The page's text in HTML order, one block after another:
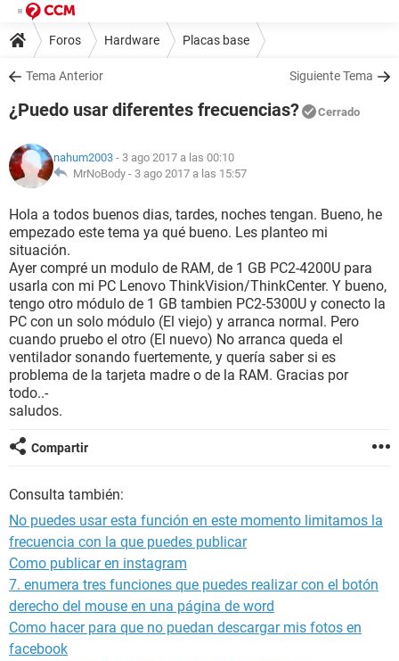
Foros Hardware Placas base
Tema Anterior Siguiente Tema
¿Puedo usar diferentes frecuencias? Cerrado
nahum2003 - 3 ago 2017 a las 00:10
MrNoBody - 3 ago 2017 a las 15:57
Hola a todos buenos dias, tardes, noches tengan. Bueno, he
empezado este tema ya qué bueno. Les planteo mi
situación.
Ayer compré un modulo de RAM, de 1 GB PC2-4200U para
usarla con mi PC Lenovo ThinkVision/ThinkCenter. Y bueno,
tengo otro módulo de 1 GB tambien PC2-5300U y conecto la
PC con un solo módulo (El viejo) y arranca normal. Pero
cuando pruebo el otro (El nuevo) No arranca queda el
ventilador sonando fuertemente, y quería saber si es
problema de la tarjeta madre o de la RAM. Gracias por
todo..-
saludos.
Compartir
Consulta también:
No puedes usar esta función en este momento limitamos la
frecuencia con la que puedes publicar
Como publicar en instagram
7. enumera tres funciones que puedes realizar con el botón
derecho del mouse en una página de word
Como hacer para que no puedan descargar mis fotos en
facebook